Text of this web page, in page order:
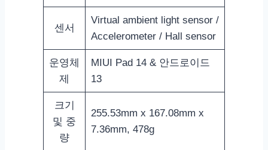
센서
Virtual ambient light sensor /
Accelerometer / Hall sensor
운영체
제
MIUI Pad 14 & 안드로이드
13
크기
및 중
량
255.53mm x 167.08mm x
7.36mm, 478g